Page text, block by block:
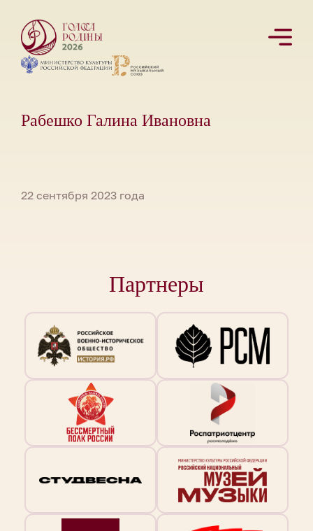
Рабешко Галина Ивановна
22 сентября 2023 года
Партнеры